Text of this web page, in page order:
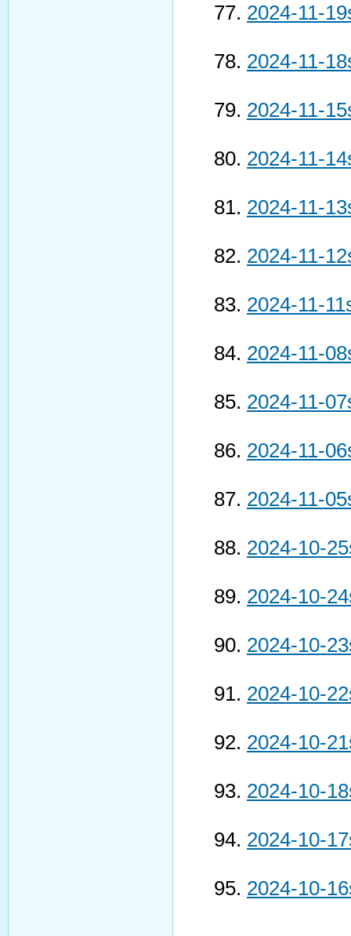
2024-11-
2024-11-
2024-11-
2024-11-
2024-11-
2024-11-
2024-11-
2024-11-
2024-11-
2024-11-
2024-11-
2024-10-
2024-10-
2024-10-
2024-10-
2024-10-
2024-10-
2024-10-
2024-10-